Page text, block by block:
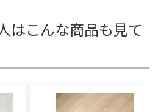
はこんな商品も見て